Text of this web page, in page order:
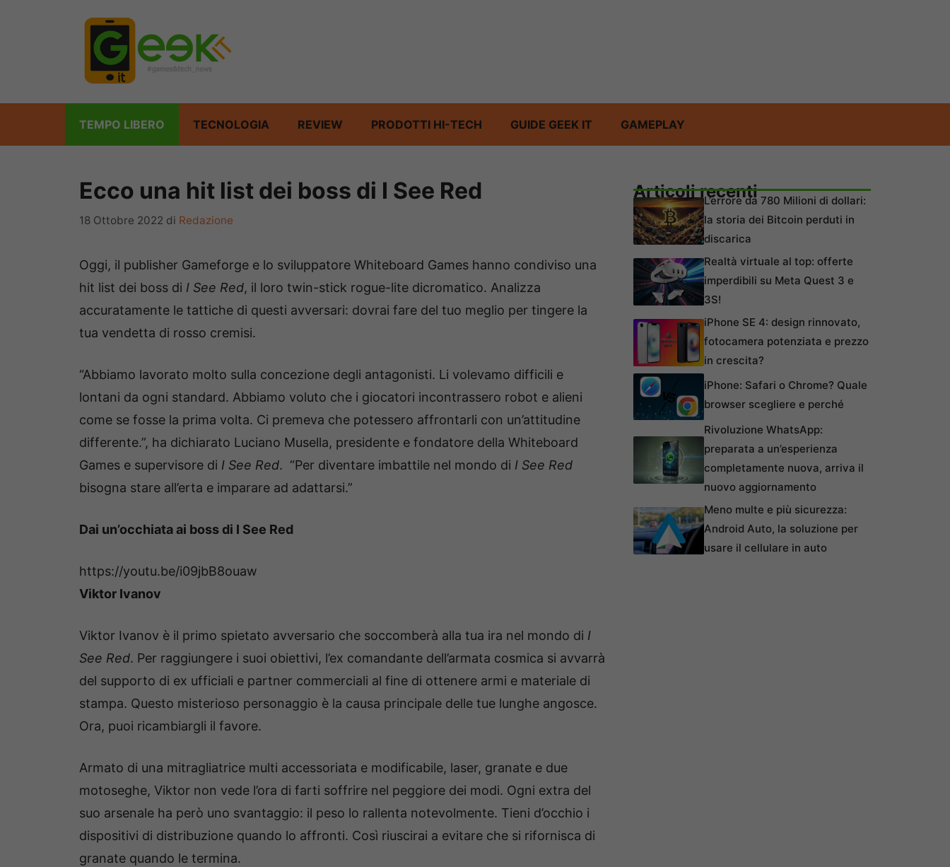
TEMPO LIBERO TECNOLOGIA REVIEW PRODOTTI HI-TECH GUIDE GEEK IT GAMEPLAY
Ecco una hit list dei boss di I See Red
18 Ottobre 2022 di Redazione
Oggi, il publisher Gameforge e lo sviluppatore Whiteboard Games hanno condiviso una
hit list dei boss di I See Red, il loro twin-stick rogue-lite dicromatico. Analizza
accuratamente le tattiche di questi avversari: dovrai fare del tuo meglio per tingere la
tua vendetta di rosso cremisi.
“Abbiamo lavorato molto sulla concezione degli antagonisti. Li volevamo difficili e
lontani da ogni standard. Abbiamo voluto che i giocatori incontrassero robot e alieni
come se fosse la prima volta. Ci premeva che potessero affrontarli con un’attitudine
differente.”, ha dichiarato Luciano Musella, presidente e fondatore della Whiteboard
Games e supervisore di I See Red. “Per diventare imbattile nel mondo di I See Red
bisogna stare all’erta e imparare ad adattarsi.”
Dai un’occhiata ai boss di I See Red
https://youtu.be/i09jbB8ouaw
Viktor Ivanov
Viktor Ivanov è il primo spietato avversario che soccomberà alla tua ira nel mondo di I
See Red. Per raggiungere i suoi obiettivi, l’ex comandante dell’armata cosmica si avvarrà
del supporto di ex ufficiali e partner commerciali al fine di ottenere armi e materiale di
stampa. Questo misterioso personaggio è la causa principale delle tue lunghe angosce.
Ora, puoi ricambiargli il favore.
Armato di una mitragliatrice multi accessoriata e modificabile, laser, granate e due
motoseghe, Viktor non vede l’ora di farti soffrire nel peggiore dei modi. Ogni extra del
suo arsenale ha però uno svantaggio: il peso lo rallenta notevolmente. Tieni d’occhio i
dispositivi di distribuzione quando lo affronti. Così riuscirai a evitare che si rifornisca di
granate quando le termina.
Articoli recentiL’errore da 780 Milioni di dollari:
la storia dei Bitcoin perduti in
discarica
Realtà virtuale al top: offerte
imperdibili su Meta Quest 3 e
3S!
iPhone SE 4: design rinnovato,
fotocamera potenziata e prezzo
in crescita?
iPhone: Safari o Chrome? Quale
browser scegliere e perché
Rivoluzione WhatsApp:
preparata a un’esperienza
completamente nuova, arriva il
nuovo aggiornamento
Meno multe e più sicurezza:
Android Auto, la soluzione per
usare il cellulare in auto